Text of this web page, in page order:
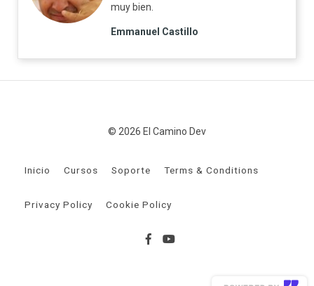
muy bien.
Emmanuel Castillo
© 2026 El Camino Dev
Inicio Cursos Soporte Terms & Conditions
Privacy Policy Cookie Policy